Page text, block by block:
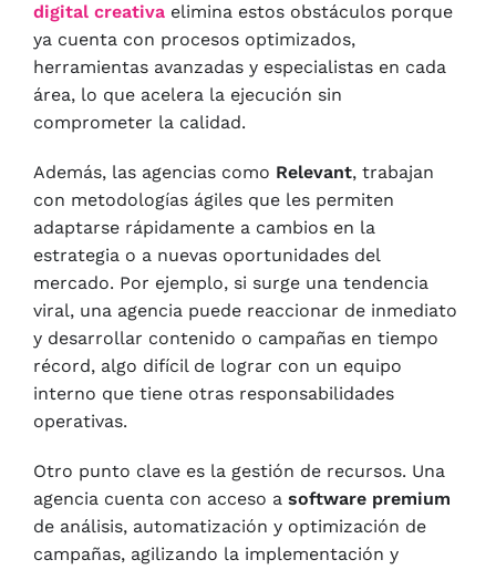
digital creativa elimina estos obstáculos porque
ya cuenta con procesos optimizados,
herramientas avanzadas y especialistas en cada
área, lo que acelera la ejecución sin
comprometer la calidad.
Además, las agencias como Relevant, trabajan
con metodologías ágiles que les permiten
adaptarse rápidamente a cambios en la
estrategia o a nuevas oportunidades del
mercado. Por ejemplo, si surge una tendencia
viral, una agencia puede reaccionar de inmediato
y desarrollar contenido o campañas en tiempo
récord, algo difícil de lograr con un equipo
interno que tiene otras responsabilidades
operativas.
Otro punto clave es la gestión de recursos. Una
agencia cuenta con acceso a software premium
de análisis, automatización y optimización de
campañas, agilizando la implementación y